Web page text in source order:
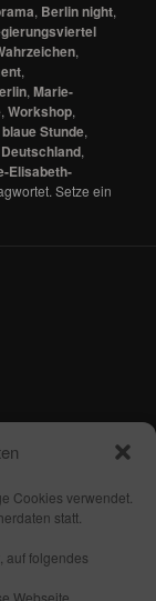
Cookies verwendet.
statt.
auf folgendes
Webseite
, Berlin night,
,
,
,Marie-
,Workshop,
blaue Stunde,
Deutschland,
Elisabeth-
Setze ein